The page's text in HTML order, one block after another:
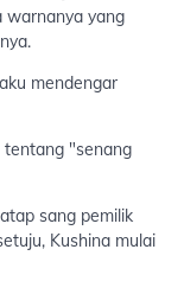
warnanya yang
mendengar
tentang "senang
sang pemilik
Kushina mulai